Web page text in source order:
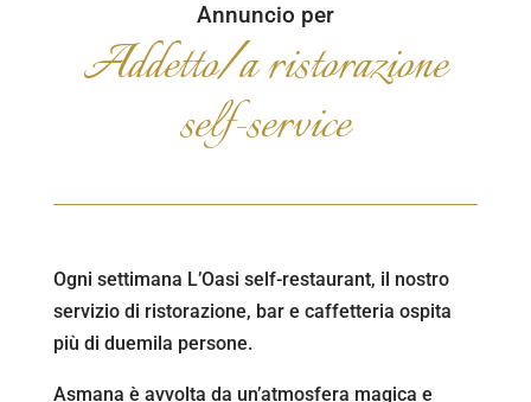
Annuncio per
Addetto/a ristorazione
self-service
Ogni settimana L’Oasi self-restaurant, il nostro
servizio di ristorazione, bar e caffetteria ospita
più di duemila persone.
Asmana è avvolta da un’atmosfera magica e